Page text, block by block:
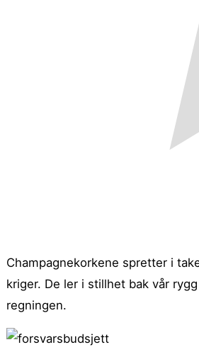
Champagnekorkene spretter i
kriger. De ler i stillhet bak vår
regningen.